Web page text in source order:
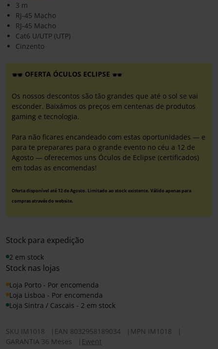
3 m
RJ-45 Macho
RJ-45 Macho
Cat6 U/UTP (UTP)
Cinzento
OFERTA ÓCULOS ECLIPSE
Os nossos descontos são tão grandes que até o sol se vai
esconder. Baixámos os preços em centenas de produtos
gaming e tecnologia.
Para não ficares encandeado com estas oportunidades — e
para te preparares para o grande evento no céu a 12 de
Agosto — oferecemos uns Óculos de Eclipse (certificados)
em todas as encomendas!
Oferta disponível até 12 de Agosto. Limitado ao stock existente. Válido apenas para
compras através do website.
Stock para expedição
2 em stock
Stock nas lojas
Loja Porto - Por encomenda
Loja Lisboa - Por encomenda
Loja Sintra / Cascais - 2 em stock
SKU IM1018 EAN 8032958189034 MPN IM1018
GARANTIA 36 Meses
Ewent